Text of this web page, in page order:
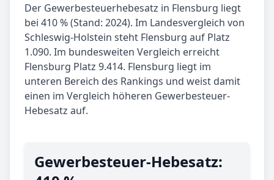
Der Gewerbesteuerhebesatz in Flensburg liegt
bei 410 % (Stand: 2024). Im Landesvergleich von
Schleswig-Holstein steht Flensburg auf Platz
1.090. Im bundesweiten Vergleich erreicht
Flensburg Platz 9.414. Flensburg liegt im
unteren Bereich des Rankings und weist damit
einen im Vergleich höheren Gewerbesteuer-
Hebesatz auf.
Gewerbe­steuer-Hebe­satz: